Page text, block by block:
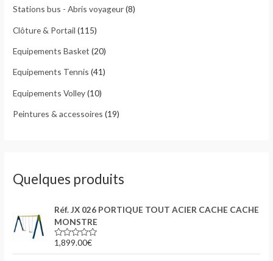
Stations bus - Abris voyageur(8)
Clôture & Portail (115)
Equipements Basket (20)
Equipements Tennis (41)
Equipements Volley(10)
Peintures & accessoires (19)
Quelques produits
Réf. JX 026 PORTIQUE TOUT ACIER CACHE CACHE
MONSTRE
N
o
1,899.00€